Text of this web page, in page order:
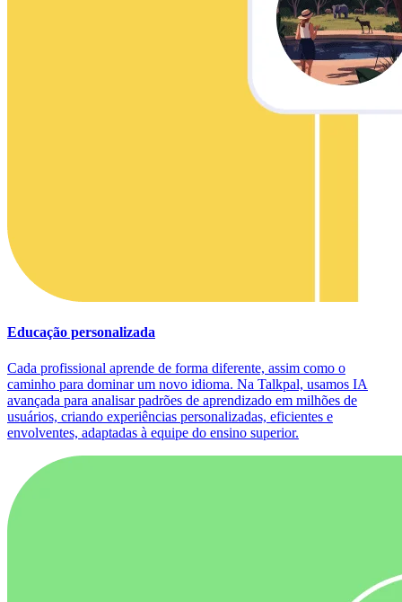
Educação personalizada
Cada profissional aprende de forma diferente, assim como o
caminho para dominar um novo idioma. Na Talkpal, usamos IA
avançada para analisar padrões de aprendizado em milhões de
usuários, criando experiências personalizadas, eficientes e
envolventes, adaptadas à equipe do ensino superior.